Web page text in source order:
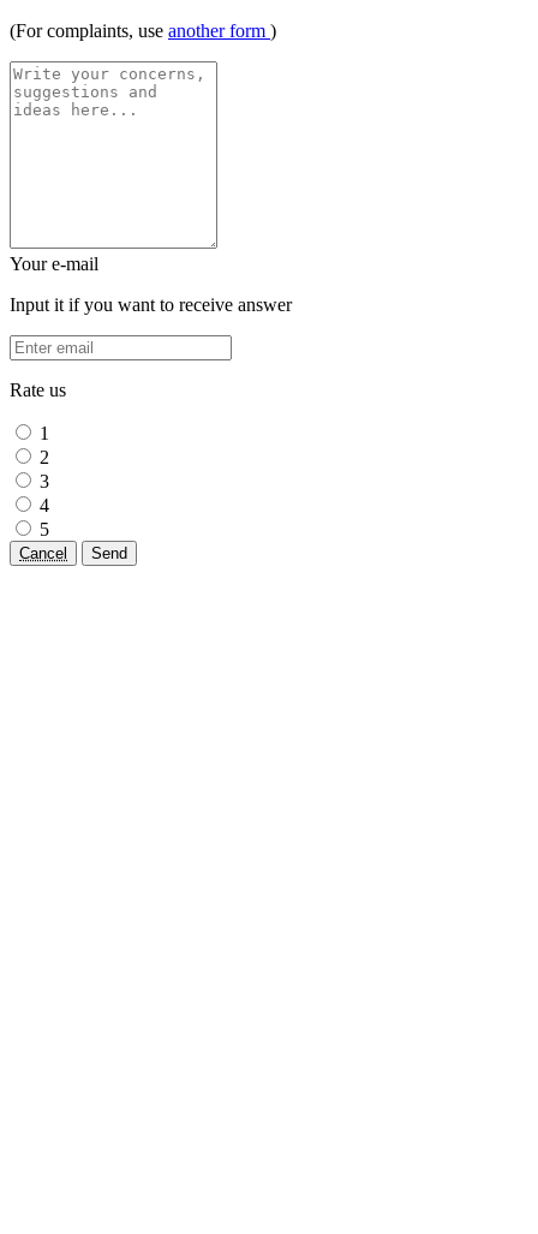
(For complaints, use another form )
Your e-mail
Input it if you want to receive answer
Rate us
1
2
3
4
5
Cancel Send